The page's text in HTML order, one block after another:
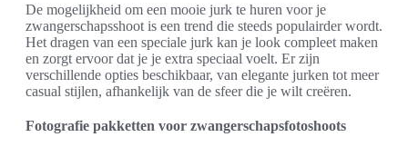
De mogelijkheid om een mooie jurk te huren voor je
zwangerschapsshoot is een trend die steeds populairder wordt.
Het dragen van een speciale jurk kan je look compleet maken
en zorgt ervoor dat je je extra speciaal voelt. Er zijn
verschillende opties beschikbaar, van elegante jurken tot meer
casual stijlen, afhankelijk van de sfeer die je wilt creëren.
Fotografie pakketten voor zwangerschapsfotoshoots